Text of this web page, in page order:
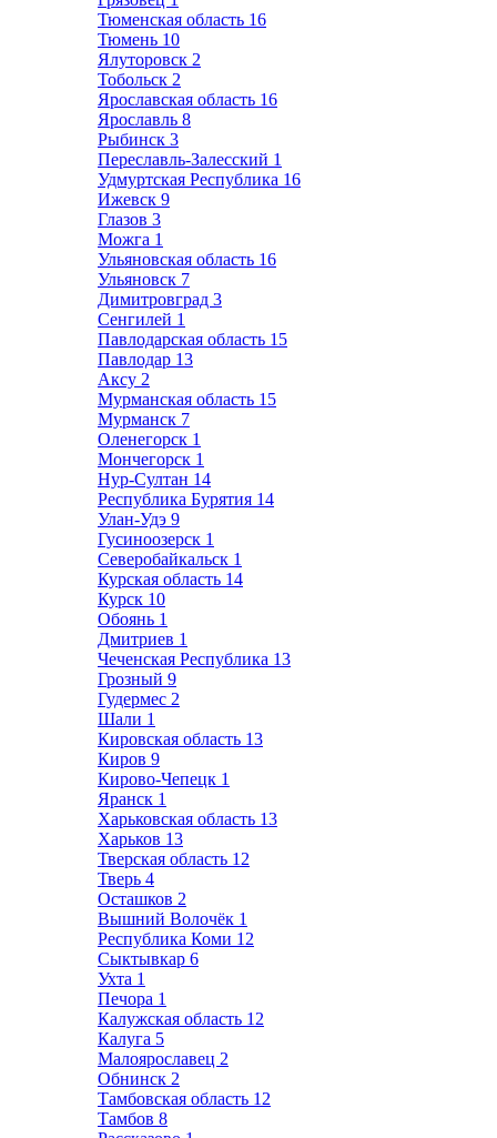
Тюменская область 16
Тюмень 10
Ялуторовск 2
Тобольск 2
Ярославская область 16
Ярославль 8
Рыбинск 3
Переславль-Залесский 1
Удмуртская Республика 16
Ижевск 9
Глазов 3
Можга 1
Ульяновская область 16
Ульяновск 7
Димитровград 3
Сенгилей 1
Павлодарская область 15
Павлодар 13
Аксу 2
Мурманская область 15
Мурманск 7
Оленегорск 1
Мончегорск 1
Нур-Султан 14
Республика Бурятия 14
Улан-Удэ 9
Гусиноозерск 1
Северобайкальск 1
Курская область 14
Курск 10
Обоянь 1
Дмитриев 1
Чеченская Республика 13
Грозный 9
Гудермес 2
Шали 1
Кировская область 13
Киров 9
Кирово-Чепецк 1
Яранск 1
Харьковская область 13
Харьков 13
Тверская область 12
Тверь 4
Осташков 2
Вышний Волочёк 1
Республика Коми 12
Сыктывкар 6
Ухта 1
Печора 1
Калужская область 12
Калуга 5
Малоярославец 2
Обнинск 2
Тамбовская область 12
Тамбов 8